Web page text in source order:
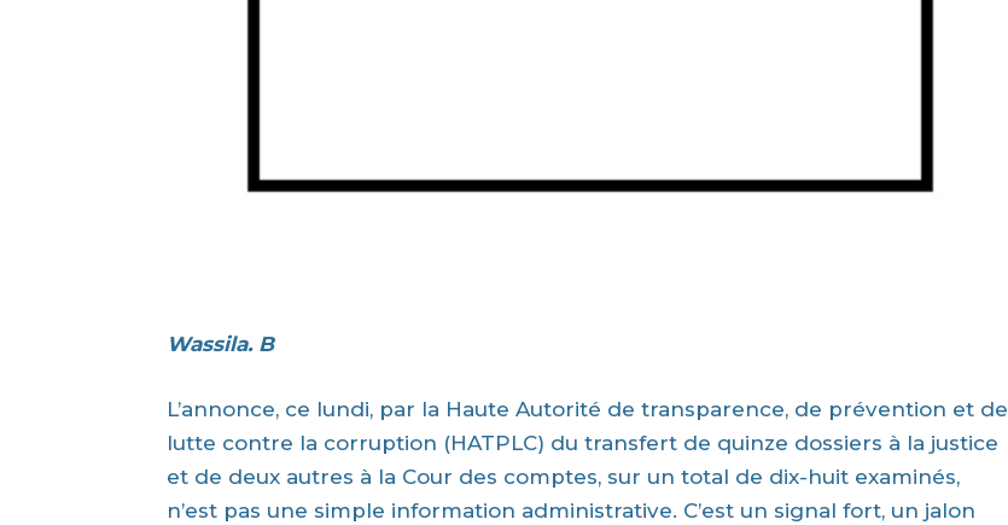
Wassila. B
L’annonce, ce lundi, par la Haute Autorité de transparence, de prévention et de
lutte contre la corruption (HATPLC) du transfert de quinze dossiers à la justice
et de deux autres à la Cour des comptes, sur un total de dix-huit examinés,
n’est pas une simple information administrative. C’est un signal fort, un jalon